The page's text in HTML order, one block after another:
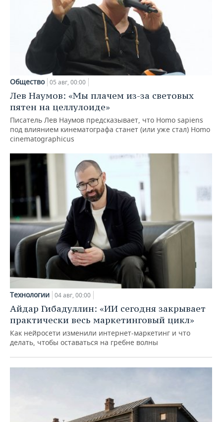
Общество 05 авг, 00:00
Лев Наумов: «Мы плачем из-за световых
пятен на целлулоиде»
Писатель Лев Наумов предсказывает, что Homo sapiens
под влиянием кинематографа станет (или уже стал) Homo
cinematographicus
Технологии 04 авг, 00:00
Айдар Гибадуллин: «ИИ сегодня закрывает
практически весь маркетинговый цикл»
Как нейросети изменили интернет-маркетинг и что
делать, чтобы оставаться на гребне волны